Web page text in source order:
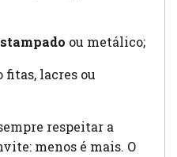
ou metálico;
fitas, lacres ou
respeitar a
menos é mais. O